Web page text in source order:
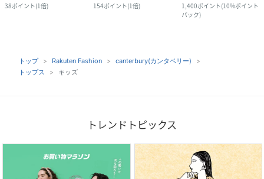
38ポイント(1倍)
154ポイント(1倍)
1,400ポイント(10%ポイント
バック)
トップ Rakuten Fashion
canterbury(カンタベリー)
トップス
キッズ
トレンドトピックス